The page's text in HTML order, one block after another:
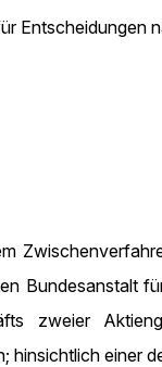
Entscheidungen
Bundesanstalt
zweier
einer